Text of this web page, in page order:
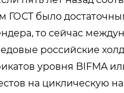
ГОСТ было
то сейчас
российские
уровня BIFMA
на циклическую